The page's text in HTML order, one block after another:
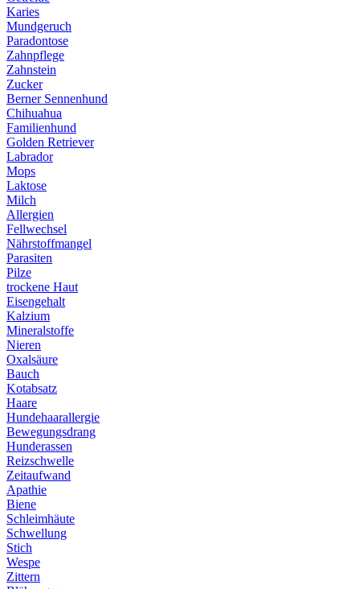
Karies
Mundgeruch
Paradontose
Zahnpflege
Zahnstein
Zucker
Berner Sennenhund
Chihuahua
Familienhund
Golden Retriever
Labrador
Mops
Laktose
Milch
Allergien
Fellwechsel
Nährstoffmangel
Parasiten
Pilze
trockene Haut
Eisengehalt
Kalzium
Mineralstoffe
Nieren
Oxalsäure
Bauch
Kotabsatz
Haare
Hundehaarallergie
Bewegungsdrang
Hunderassen
Reizschwelle
Zeitaufwand
Apathie
Biene
Schleimhäute
Schwellung
Stich
Wespe
Zittern